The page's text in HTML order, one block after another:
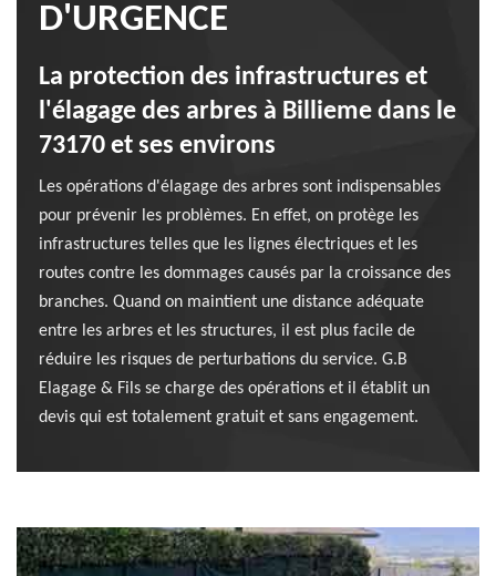
D'URGENCE
La protection des infrastructures et
l'élagage des arbres à Billieme dans le
73170 et ses environs
Les opérations d'élagage des arbres sont indispensables
pour prévenir les problèmes. En effet, on protège les
infrastructures telles que les lignes électriques et les
routes contre les dommages causés par la croissance des
branches. Quand on maintient une distance adéquate
entre les arbres et les structures, il est plus facile de
réduire les risques de perturbations du service. G.B
Elagage & Fils se charge des opérations et il établit un
devis qui est totalement gratuit et sans engagement.